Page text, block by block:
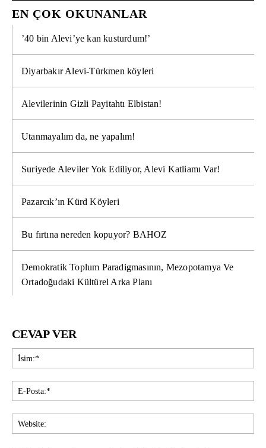
EN ÇOK OKUNANLAR
’40 bin Alevi’ye kan kusturdum!’
Diyarbakır Alevi-Türkmen köyleri
Alevilerinin Gizli Payitahtı Elbistan!
Utanmayalım da, ne yapalım!
Suriyede Aleviler Yok Ediliyor, Alevi Katliamı Var!
Pazarcık’ın Kürd Köyleri
Bu fırtına nereden kopuyor? BAHOZ
Demokratik Toplum Paradigmasının, Mezopotamya Ve
Ortadoğudaki Kültürel Arka Planı
CEVAP VER